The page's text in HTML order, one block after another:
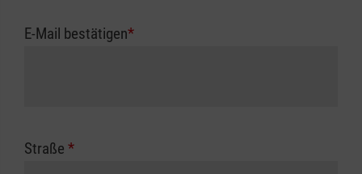
E-Mail bestätigen*
Straße *